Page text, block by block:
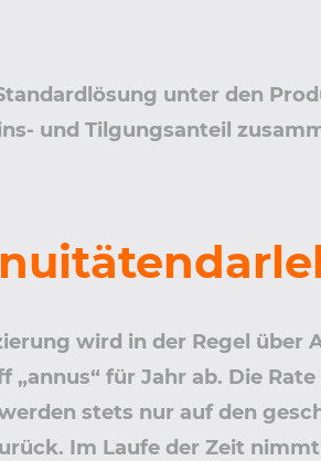
unter den
und Tilgungsanteil
wird in der Regel
für Jahr ab. Die
stets nur auf den
Im Laufe der Zeit